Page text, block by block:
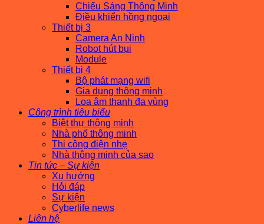
Chiếu Sáng Thông Minh
Điều khiển hồng ngoại
Thiết bị 3
Camera An Ninh
Robot hút bụi
Module
Thiết bị 4
Bộ phát mạng wifi
Gia dụng thông minh
Loa âm thanh đa vùng
Công trình tiêu biểu
Biệt thự thông minh
Nhà phố thông minh
Thi công điện nhẹ
Nhà thông minh của sao
Tin tức – Sự kiện
Xu hướng
Hỏi đáp
Sự kiện
Cyberlife news
Liên hệ